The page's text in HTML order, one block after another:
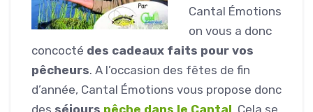
Cantal Émotions
on vous a donc
concocté des cadeaux faits pour vos
pêcheurs. A l’occasion des fêtes de fin
d’année, Cantal Émotions vous propose donc